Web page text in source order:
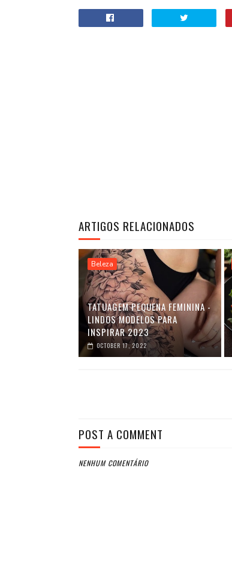
ARTIGOS RELACIONADOS
Beleza
TATUAGEM PEQUENA FEMININA -
LINDOS MODELOS PARA
INSPIRAR 2023
OCTOBER 17, 2022
POST A COMMENT
NENHUM COMENTÁRIO